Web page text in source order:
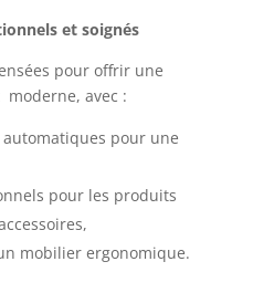
et soignés
pour offrir une
avec :
automatiques pour une
pour les produits
mobilier ergonomique.